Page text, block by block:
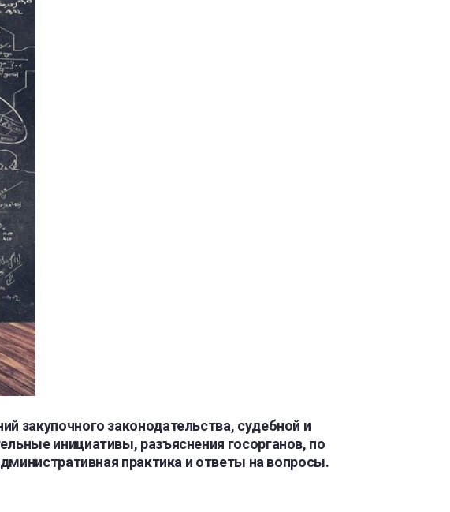
закупочного законодательства, судебной и
инициативы, разъяснения госорганов, по
практика и ответы на вопросы.